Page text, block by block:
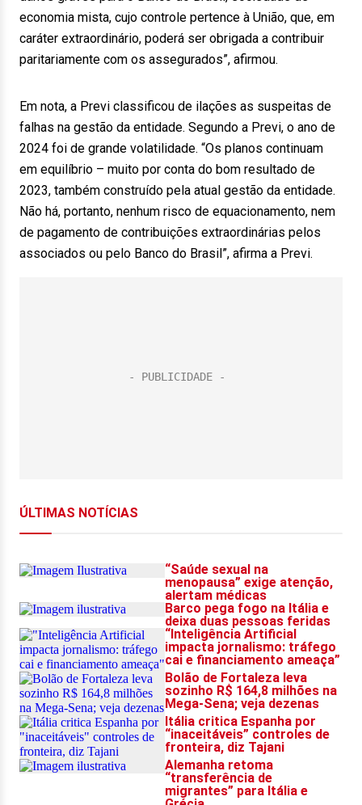
economia mista, cujo controle pertence à União, que, em
caráter extraordinário, poderá ser obrigada a contribuir
paritariamente com os assegurados”, afirmou.
Em nota, a Previ classificou de ilações as suspeitas de
falhas na gestão da entidade. Segundo a Previ, o ano de
2024 foi de grande volatilidade. “Os planos continuam
em equilíbrio – muito por conta do bom resultado de
2023, também construído pela atual gestão da entidade.
Não há, portanto, nenhum risco de equacionamento, nem
de pagamento de contribuições extraordinárias pelos
associados ou pelo Banco do Brasil”, afirma a Previ.